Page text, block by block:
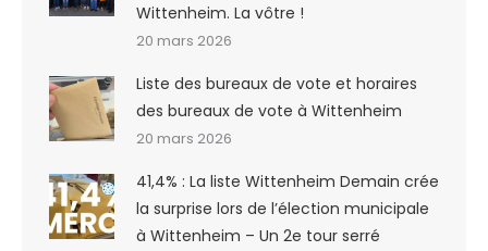
Wittenheim. La vôtre !
20 mars 2026
Liste des bureaux de vote et horaires
des bureaux de vote à Wittenheim
20 mars 2026
41,4% : La liste Wittenheim Demain crée
la surprise lors de l’élection municipale
à Wittenheim – Un 2e tour serré